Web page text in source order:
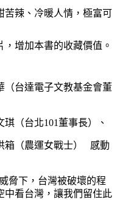
辣、冷暖人情，極富可
增加本書的收藏價值。
（台達電子文教基金會董
琪（台北101 董事長）、
（農運女戰士）
感動
下，台灣被破壞的程
中看台灣，讓我們留住此